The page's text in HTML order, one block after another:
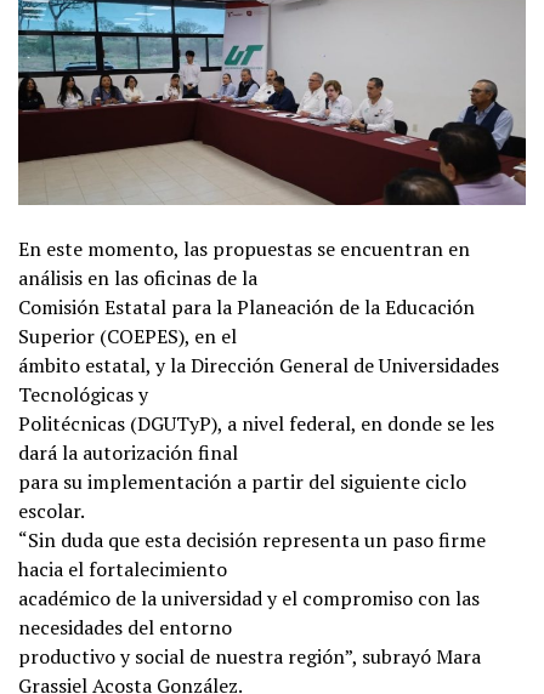
En este momento, las propuestas se encuentran en
análisis en las oficinas de la
Comisión Estatal para la Planeación de la Educación
Superior (COEPES), en el
ámbito estatal, y la Dirección General de Universidades
Tecnológicas y
Politécnicas (DGUTyP), a nivel federal, en donde se les
dará la autorización final
para su implementación a partir del siguiente ciclo
escolar.
“Sin duda que esta decisión representa un paso firme
hacia el fortalecimiento
académico de la universidad y el compromiso con las
necesidades del entorno
productivo y social de nuestra región”, subrayó Mara
Grassiel Acosta González.